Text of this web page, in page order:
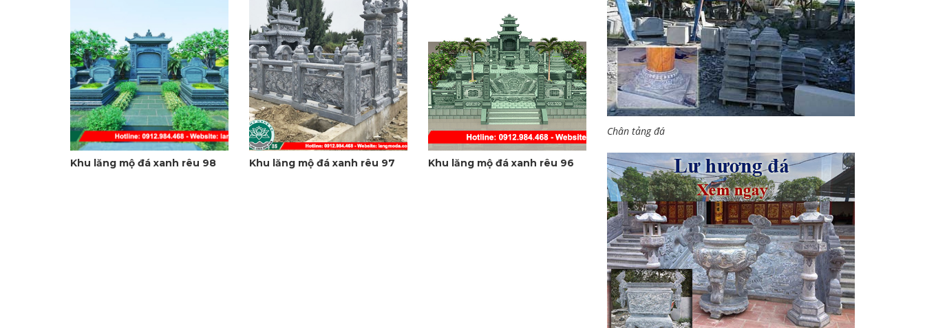
Khu lăng mộ đá xanh rêu 98 Khu lăng mộ đá xanh rêu 97 Khu lăng mộ đá xanh rêu 96
Chân tảng đá